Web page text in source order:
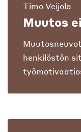
Timo Veijola
Muutos
henkilöstön